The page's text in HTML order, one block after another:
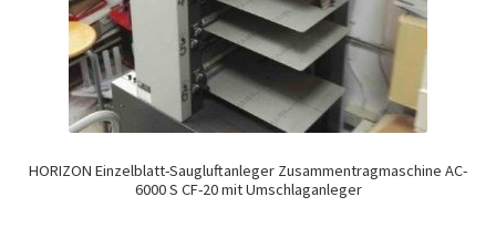
HORIZON Einzelblatt-Saugluftanleger Zusammentragmaschine AC-
6000 S CF-20 mit Umschlaganleger